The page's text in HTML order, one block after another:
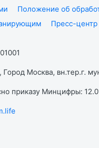
Положение об
Пресс-центр
Москва, вн.тер.г.
приказу Минцифры: